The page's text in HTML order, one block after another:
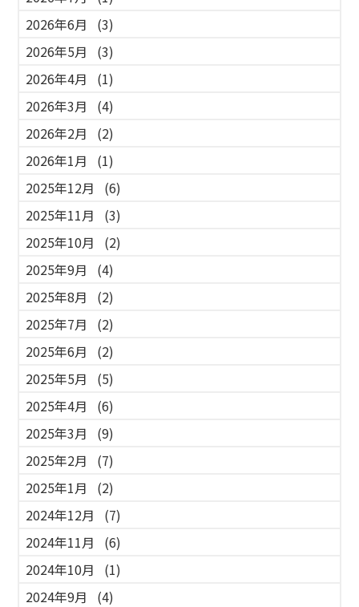
2026年6月
(3)
2026年5月
(3)
2026年4月
(1)
2026年3月
(4)
2026年2月
(2)
2026年1月
(1)
2025年12月
(6)
2025年11月
(3)
2025年10月
(2)
2025年9月
(4)
2025年8月
(2)
2025年7月
(2)
2025年6月
(2)
2025年5月
(5)
2025年4月
(6)
2025年3月
(9)
2025年2月
(7)
2025年1月
(2)
2024年12月
(7)
2024年11月
(6)
2024年10月
(1)
2024年9月
(4)